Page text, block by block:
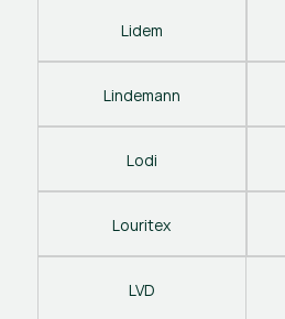
Lidem
Lindemann
Lodi
Louritex
LVD